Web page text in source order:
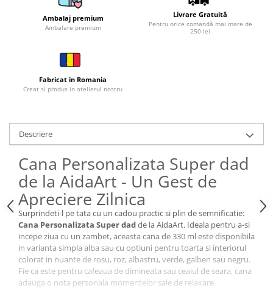
Shaker, Plosca
Cutii si Accesorii pentru Vin
Vinuri Personalizate
Pixuri Personalizate
Globuri de Birou
Agende A5
Planner / Jurnal
Articole pentru Casa Personalizate
Ceasuri Personalizate
Calendare Personalizate
Tablouri Personalizate
Rame Foto
Pusculite Personalizate
Brichete Personalizate
Ambalaj premium
Ambalare premium
Livrare Gratuită
Pentru orice comandă mai mare de
250 lei
Fabricat in Romania
Creat si produs in atelierul nostru
Descriere
Cana Personalizata Super dad
de la AidaArt - Un Gest de
Apreciere Zilnica
Surprindeti-l pe tata cu un cadou practic si plin de semnificatie:
Cana Personalizata Super dadde la AidaArt. Ideala pentru a-si
incepe ziua cu un zambet, aceasta cana de 330 ml este disponibila
in varianta simpla alba sau cu optiuni pentru toarta si interiorul
colorat in nuante de rosu, roz, albastru, verde, galben sau negru.
Fie ca este pentru cafeaua de dimineata sau ceaiul de seara, cana
adauga o nota personala momentelor sale de relaxare.